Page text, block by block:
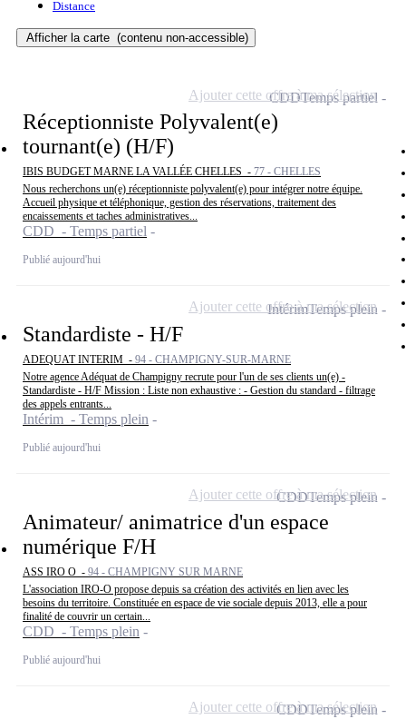
Distance
Afficher la carte (contenu non-accessible)
Réceptionniste Polyvalent(e)
tournant(e) (H/F)
IBIS BUDGET MARNE LA VALLÉE CHELLES - 77 - CHELLES
Nous recherchons un(e) réceptionniste polyvalent(e) pour intégrer notre équipe.
Accueil physique et téléphonique, gestion des réservations, traitement des
encaissements et taches administratives...
CDD - Temps partiel
Publié aujourd'hui
CDDTemps partiel
Ajouter cette offre à ma sélection
Standardiste - H/F
ADEQUAT INTERIM - 94 - CHAMPIGNY-SUR-MARNE
Notre agence Adéquat de Champigny recrute pour l'un de ses clients un(e) -
Standardiste - H/F Mission : Liste non exhaustive : - Gestion du standard - filtrage
des appels entrants...
Intérim - Temps plein
Publié aujourd'hui
IntérimTemps plein
Ajouter cette offre à ma sélection
Animateur/ animatrice d'un espace
numérique F/H
ASS IRO O - 94 - CHAMPIGNY SUR MARNE
L'association IRO-O propose depuis sa création des activités en lien avec les
besoins du territoire. Constituée en espace de vie sociale depuis 2013, elle a pour
finalité de couvrir un certain...
CDD - Temps plein
Publié aujourd'hui
CDDTemps plein
Ajouter cette offre à ma sélection
CDDTemps plein
Ajouter cette offre à ma sélection